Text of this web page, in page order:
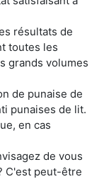
résultats de
toutes les
grands volumes
de punaise de
punaises de lit.
en cas
de vous
C'est peut-être